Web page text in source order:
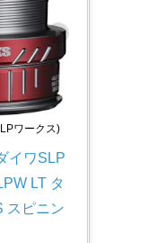
ワークス)
イワSLP
LT タ
スピニン